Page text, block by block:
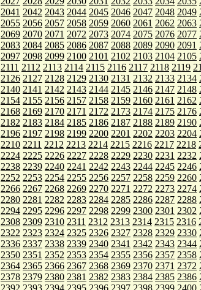
2041 2042 2043 2044 2045 2046 2047 2048 2049
2055 2056 2057 2058 2059 2060 2061 2062 2063
2069 2070 2071 2072 2073 2074 2075 2076 2077
2083 2084 2085 2086 2087 2088 2089 2090 2091
2097 2098 2099 2100 2101 2102 2103 2104 2105
2111 2112 2113 2114 2115 2116 2117 2118 2119
2126 2127 2128 2129 2130 2131 2132 2133 2134
2140 2141 2142 2143 2144 2145 2146 2147 2148
2154 2155 2156 2157 2158 2159 2160 2161 2162
2168 2169 2170 2171 2172 2173 2174 2175 2176
2182 2183 2184 2185 2186 2187 2188 2189 2190
2196 2197 2198 2199 2200 2201 2202 2203 2204
2210 2211 2212 2213 2214 2215 2216 2217 2218
2224 2225 2226 2227 2228 2229 2230 2231 2232
2238 2239 2240 2241 2242 2243 2244 2245 2246
2252 2253 2254 2255 2256 2257 2258 2259 2260
2266 2267 2268 2269 2270 2271 2272 2273 2274
2280 2281 2282 2283 2284 2285 2286 2287 2288
2294 2295 2296 2297 2298 2299 2300 2301 2302
2308 2309 2310 2311 2312 2313 2314 2315 2316
2322 2323 2324 2325 2326 2327 2328 2329 2330
2336 2337 2338 2339 2340 2341 2342 2343 2344
2350 2351 2352 2353 2354 2355 2356 2357 2358
2364 2365 2366 2367 2368 2369 2370 2371 2372
2378 2379 2380 2381 2382 2383 2384 2385 2386
2392 2393 2394 2395 2396 2397 2398 2399 2400